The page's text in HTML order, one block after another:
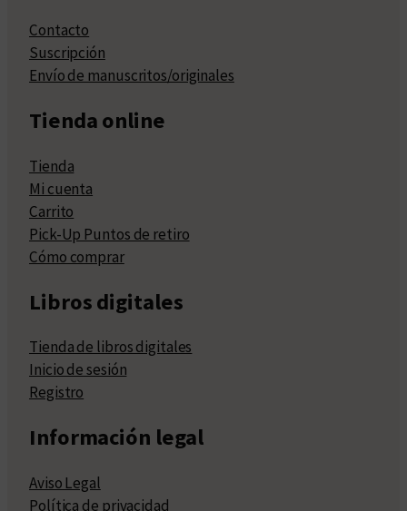
Contacto
Suscripción
Envío de manuscritos/originales
Tienda online
Tienda
Mi cuenta
Carrito
Pick-Up Puntos de retiro
Cómo comprar
Libros digitales
Tienda de libros digitales
Inicio de sesión
Registro
Información legal
Aviso Legal
Política de privacidad